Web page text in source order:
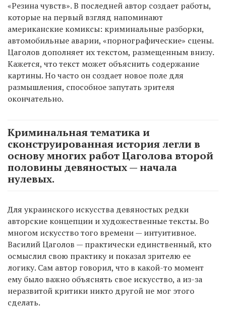
«Резина чувств». В последней автор создает работы,
которые на первый взгляд напоминают
американские комиксы: криминальные разборки,
автомобильные аварии, «порнографические» сцены.
Цаголов дополняет их текстом, размещенным внизу.
Кажется, что текст может объяснить содержание
картины. Но часто он создает новое поле для
размышления, способное запутать зрителя
окончательно.
Криминальная тематика и
сконструированная история легли в
основу многих работ Цаголова второй
половины девяностых — начала
нулевых.
Для украинского искусства девяностых редки
авторские концепции и художественные тексты. Во
многом искусство того времени — интуитивное.
Василий Цаголов — практически единственный, кто
осмыслил свою практику и показал зрителю ее
логику. Сам автор говорил, что в какой-то момент
ему было важно объяснять свое искусство, а из-за
неразвитой критики никто другой не мог этого
сделать.